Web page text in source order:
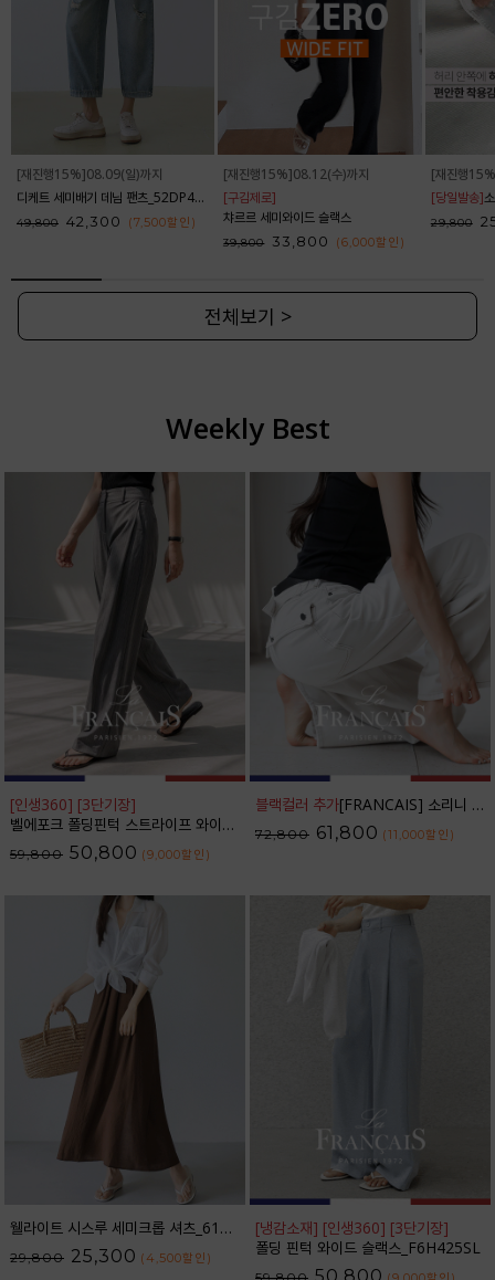
[재진행15%]08.09(일)까지
디케트 세미배기 데님 팬츠_52DP438
49,800 42,300 (7,500할인 )
[재진행15%]08.12(수)까지
[구김제로]
챠르르 세미와이드 슬랙스
39,800 33,800 (6,000할인 )
[재진행
[당일발송]소
29,800
전체보기 >
Weekly Best
[인생360] [3단기장]
벨에포크 폴딩핀턱 스트라이프 와이드 슬랙스_F6S238SL
59,800 50,800 (9,000할인 )
블랙컬러 추가[FRANCAIS] 소리니 스티치 커브드 데님 팬츠_62DP2585
72,800 61,800 (11,000할인 )
웰라이트 시스루 세미크롭 셔츠_61SH2490
29,800 25,300 (4,500할인 )
[냉감소재] [인생360] [3단기장]
폴딩 핀턱 와이드 슬랙스_F6H425SL